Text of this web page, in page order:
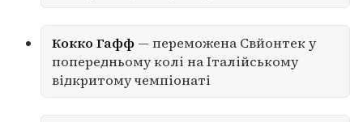
Кокко Гафф— переможена Свйонтек у
попередньому колі на Італійському
відкритому чемпіонаті